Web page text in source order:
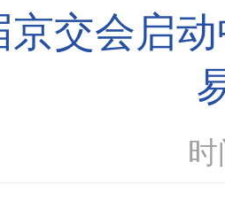
京交会启